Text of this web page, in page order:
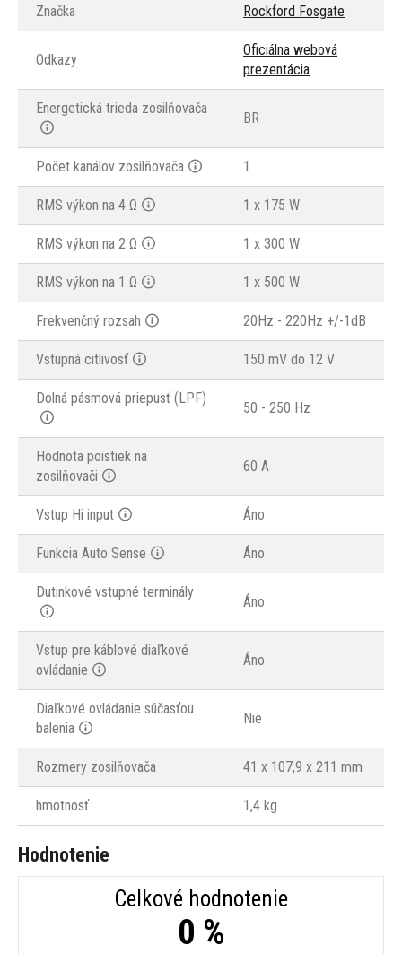
Značka Rockford Fosgate
Odkazy
Oficiálna webová
prezentácia
Energetická trieda zosilňovača
BR
Počet kanálov zosilňovača 1
RMS výkon na 4 Ω 1 x 175 W
RMS výkon na 2 Ω 1 x 300 W
RMS výkon na 1 Ω 1 x 500 W
Frekvenčný rozsah 20Hz - 220Hz +/-1dB
Vstupná citlivosť 150 mV do 12 V
Dolná pásmová priepusť (LPF)
50 - 250 Hz
Hodnota poistiek na
zosilňovači
60 A
Vstup Hi input Áno
Funkcia Auto Sense Áno
Dutinkové vstupné terminály
Áno
Vstup pre káblové diaľkové
ovládanie
Áno
Diaľkové ovládanie súčasťou
balenia
Nie
Rozmery zosilňovača 41 x 107,9 x 211 mm
hmotnosť 1,4 kg
Hodnotenie
Celkové hodnotenie
0 %